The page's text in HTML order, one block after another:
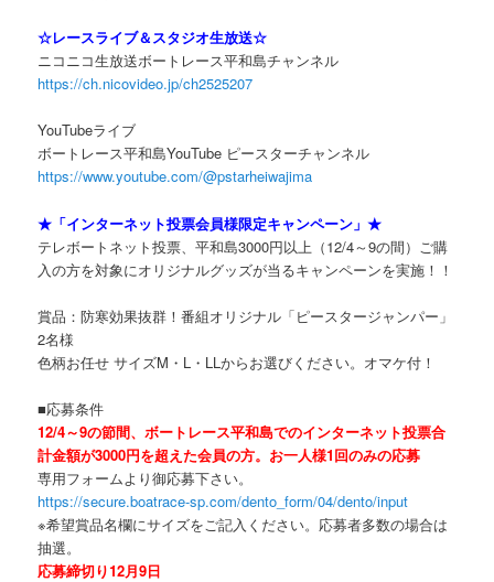
☆レースライブ＆スタジオ生放送☆
ニコニコ生放送ボートレース平和島チャンネル
https://ch.nicovideo.jp/ch2525207
YouTubeライブ
ボートレース平和島YouTube ピースターチャンネル
https://www.youtube.com/@pstarheiwajima
★「インターネット投票会員様限定キャンペーン」★
テレボートネット投票、平和島3000円以上（12/4～9の間）ご購
入の方を対象にオリジナルグッズが当るキャンペーンを実施！！
賞品：防寒効果抜群！番組オリジナル「ピースタージャンパー」
2名様
色柄お任せ サイズM・L・LLからお選びください。オマケ付！
■応募条件
12/4～9の節間、ボートレース平和島でのインターネット投票合
計金額が3000円を超えた会員の方。お一人様1回のみの応募
専用フォームより御応募下さい。
https://secure.boatrace-sp.com/dento_form/04/dento/input
※希望賞品名欄にサイズをご記入ください。応募者多数の場合は
抽選。
応募締切り12月9日